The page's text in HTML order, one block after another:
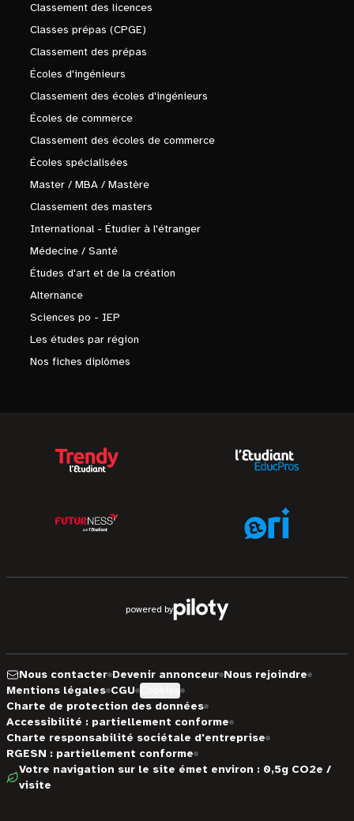
Classement des licences
Classes prépas (CPGE)
Classement des prépas
Écoles d'ingénieurs
Classement des écoles d'ingénieurs
Écoles de commerce
Classement des écoles de commerce
Écoles spécialisées
Master / MBA / Mastère
Classement des masters
International - Étudier à l'étranger
Médecine / Santé
Études d'art et de la création
Alternance
Sciences po - IEP
Les études par région
Nos fiches diplômes
powered by
Nous contacter Devenir annonceur Nous rejoindre
Mentions légales CGU
Charte de protection des données
Accessibilité : partiellement conforme
Charte responsabilité sociétale d'entreprise
RGESN : partiellement conforme
Votre navigation sur le site émet environ : 0,5g CO2e /
visite